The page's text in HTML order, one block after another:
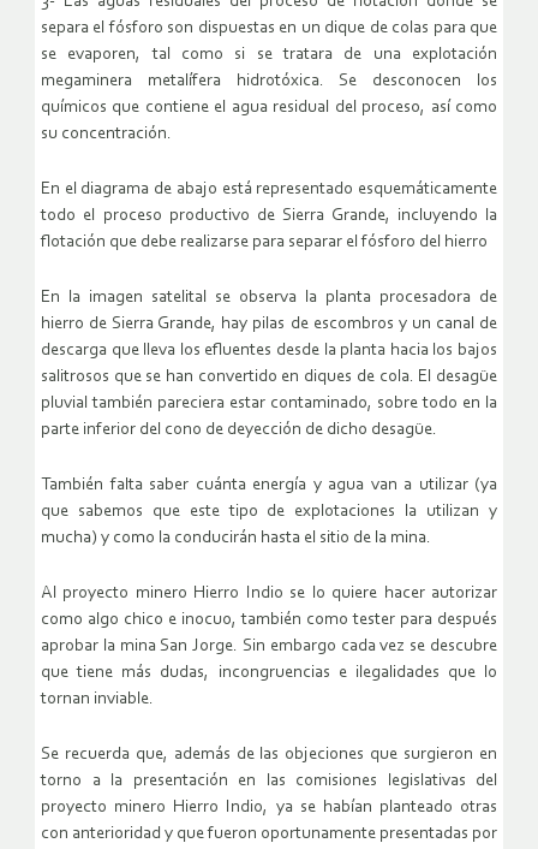
separa el fósforo son dispuestas en un dique de colas para que
se evaporen, tal como si se tratara de una explotación
megaminera metalífera hidrotóxica. Se desconocen los
químicos que contiene el agua residual del proceso, así como
su concentración.
En el diagrama de abajo está representado esquemáticamente
todo el proceso productivo de Sierra Grande, incluyendo la
flotación que debe realizarse para separar el fósforo del hierro
En la imagen satelital se observa la planta procesadora de
hierro de Sierra Grande, hay pilas de escombros y un canal de
descarga que lleva los efluentes desde la planta hacia los bajos
salitrosos que se han convertido en diques de cola. El desagüe
pluvial también pareciera estar contaminado, sobre todo en la
parte inferior del cono de deyección de dicho desagüe.
También falta saber cuánta energía y agua van a utilizar (ya
que sabemos que este tipo de explotaciones la utilizan y
mucha) y como la conducirán hasta el sitio de la mina.
Al proyecto minero Hierro Indio se lo quiere hacer autorizar
como algo chico e inocuo, también como tester para después
aprobar la mina San Jorge. Sin embargo cada vez se descubre
que tiene más dudas, incongruencias e ilegalidades que lo
tornan inviable.
Se recuerda que, además de las objeciones que surgieron en
torno a la presentación en las comisiones legislativas del
proyecto minero Hierro Indio, ya se habían planteado otras
con anterioridad y que fueron oportunamente presentadas por